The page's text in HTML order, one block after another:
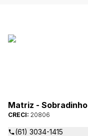
Matriz - Sobradinho
CRECI: 20806
(61) 3034-1415